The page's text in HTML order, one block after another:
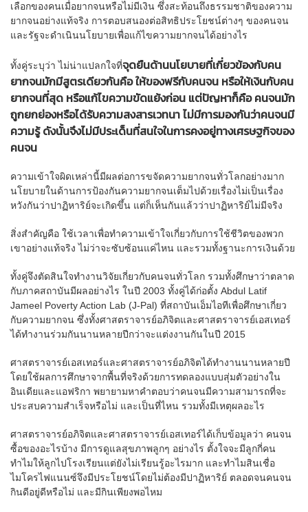
เลือกของคนเมื่อยากจนหรือไม่มีเงิน ซึ่งสะท้อนถึงธรรมชาติของความ
ยากจนอย่างแท้จริง การตอบสนองต่อสิทธิประโยชน์ต่างๆ ของคนจน
และรัฐจะดำเนินนโยบายเพื่อแก้ไขความยากจนได้อย่างไร
ทั้งคู่ระบุว่า ไม่น่าแปลกใจที่จุดยืนด้านนโยบายที่เกี่ยวข้องกับคน
ยากจนมักมีสูตรเดียวกันคือ ให้ของฟรีกับคนจน หรือให้เงินกับคน
ยากจนที่สุด หรือแก้ไขความขัดแย้งก่อน แต่ปัญหาก็คือ คนจนมัก
ถูกยกย่องหรือได้รับความสงสารเวทนา ไม่มีการมองกันว่าคนจนมี
ความรู้ ดังนั้นจึงไม่มีประเด็นที่สนใจในการคงอยู่ทางเศรษฐกิจของ
คนจน
ความเข้าใจผิดเหล่านี้มีผลต่อการขจัดความยากจนทั่วโลกอย่างมาก
นโยบายในด้านการป้องกันความยากจนเต็มไปด้วยเรื่องไม่เป็นเรื่อง
หวังกันว่าปาฏิหาริย์จะเกิดขึ้น แต่ก็เห็นกันแล้วว่าปาฏิหาริย์ไม่มีจริง
สิ่งสำคัญคือ ใช้เวลาเพื่อทำความเข้าใจเกี่ยวกับการใช้ชีวิตของพวก
เขาอย่างแท้จริง ไม่ว่าจะซับซ้อนแค่ไหน และรวมทั้งฐานะการเงินด้วย
ทั้งคู่จึงตัดสินใจทำงานวิจัยเกี่ยวกับคนจนทั่วโลก รวมทั้งศึกษาว่าตลาด
กับภาคสถาบันมีผลอย่างไร ในปี 2003 ทั้งคู่ได้ก่อตั้ง Abdul Latif
Jameel Poverty Action Lab (J-Pal) ที่สถาบันเอ็มไอทีเพื่อศึกษาเกี่ยว
กับความยากจน ซึ่งทั้งศาสตราจารย์อภิจิตและศาสตราจารย์เอสเทอร์
ได้ทำงานร่วมกันนานหลายปีกว่าจะแต่งงานกันในปี 2015
ศาสตราจารย์เอสเทอร์และศาสตราจารย์อภิจิตได้ทำงานนานหลายปี
โดยใช้ผลการศึกษาจากพื้นที่จริงด้วยการทดลองแบบสุ่มตัวอย่างใน
อินเดียและแอฟริกา พยายามหาคำตอบว่าคนจนมีความสามารถที่จะ
ประสบความสำเร็จหรือไม่ และเป็นที่ไหน รวมทั้งมีเหตุผลอะไร
ศาสตราจารย์อภิจิตและศาสตราจารย์เอสเทอร์ได้เก็บข้อมูลว่า คนจน
ซื้อของอะไรบ้าง มีการดูแลสุขภาพลูกๆ อย่างไร ตั้งใจจะมีลูกกี่คน
ทำไมให้ลูกไปโรงเรียนแต่ยังไม่เรียนรู้อะไรมาก และทำไมสินเชื่อ
ไมโครไฟแนนซ์จึงมีประโยชน์โดยไม่ต้องมีปาฏิหาริย์ ตลอดจนคนจน
กินดีอยู่ดีหรือไม่ และมีกินเพียงพอไหม